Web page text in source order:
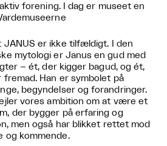
forening. I dag er museet en
JANUS er ikke tilfældigt. I den
mytologi er Janus en gud med
– ét, der kigger bagud, og ét,
fremad. Han er symbolet på
begyndelser og forandringer.
vores ambition om at være et
der bygger på erfaring og
men også har blikket rettet mod
og kommende.